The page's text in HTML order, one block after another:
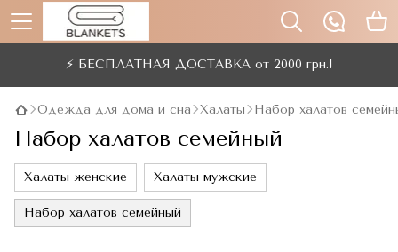
⚡ БЕСПЛАТНАЯ ДОСТАВКА от 2000 грн.!
Одежда для дома и сна Халаты Набор халатов
Набор халатов семейный
Халаты женские Халаты мужские
Набор халатов семейный